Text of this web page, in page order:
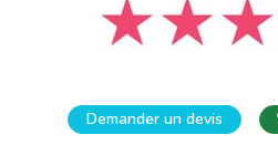
Demander un devis